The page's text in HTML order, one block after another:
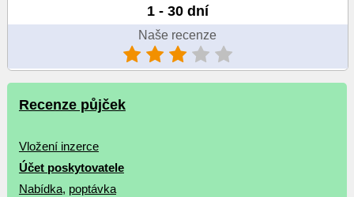
1 - 30 dní
Naše recenze
Recenze půjček
Vložení inzerce
Účet poskytovatele
Nabídka, poptávka